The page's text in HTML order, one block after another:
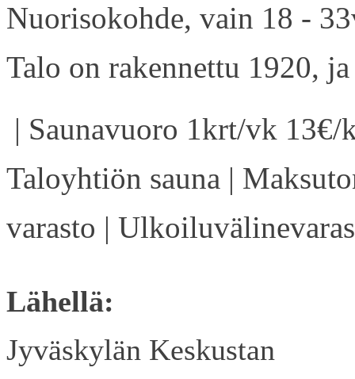
Nuorisokohde, vain 18 -
Talo on rakennettu 1920,
| Saunavuoro 1krt/vk
Taloyhtiön sauna |
varasto |
Lähellä:
Jyväskylän Keskustan